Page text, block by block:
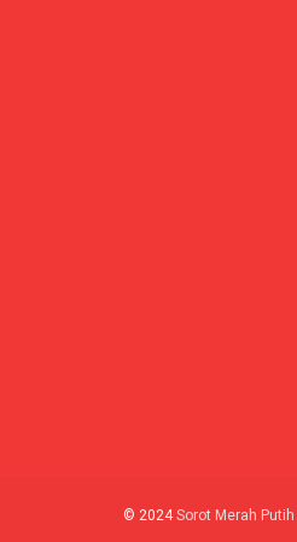
© 2024Sorot Merah Putih